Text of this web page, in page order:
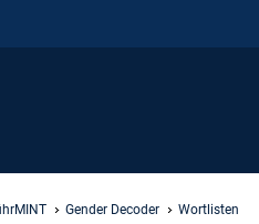
Gender Decoder Wortlisten